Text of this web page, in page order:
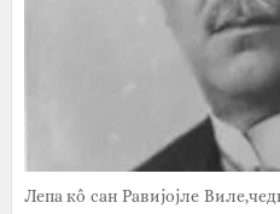
Лепа кô сан Равијојле